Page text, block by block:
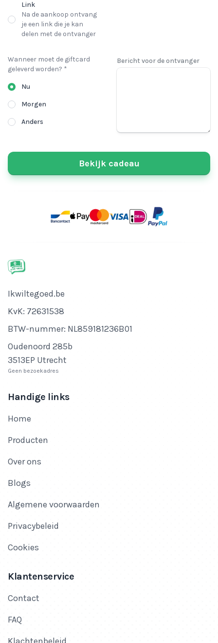
Link
Na de aankoop ontvang
je een link die je kan
delen met de ontvanger
Wanneer moet de giftcard
geleverd worden? *
Nu
Morgen
Anders
Bericht voor de ontvanger
Bekijk cadeau
Bedrijfsnaam
Ikwiltegoed.be
KvK-nummer
KvK: 72631538
Btw-nummer
BTW-nummer: NL859181236B01
Adres
Oudenoord 285b
3513EP Utrecht
Geen bezoekadres
Handige links
Home
Producten
Over ons
Blogs
Algemene voorwaarden
Privacybeleid
Cookies
Klantenservice
Contact
FAQ